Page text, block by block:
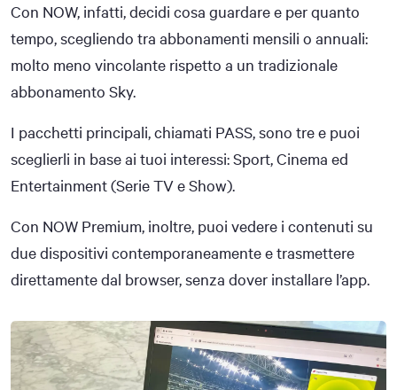
Con NOW, infatti, decidi cosa guardare e per quanto
tempo, scegliendo tra abbonamenti mensili o annuali:
molto meno vincolante rispetto a un tradizionale
abbonamento Sky.
I pacchetti principali, chiamati PASS, sono tre e puoi
sceglierli in base ai tuoi interessi: Sport, Cinema ed
Entertainment (Serie TV e Show).
Con NOW Premium, inoltre, puoi vedere i contenuti su
due dispositivi contemporaneamente e trasmettere
direttamente dal browser, senza dover installare l’app.